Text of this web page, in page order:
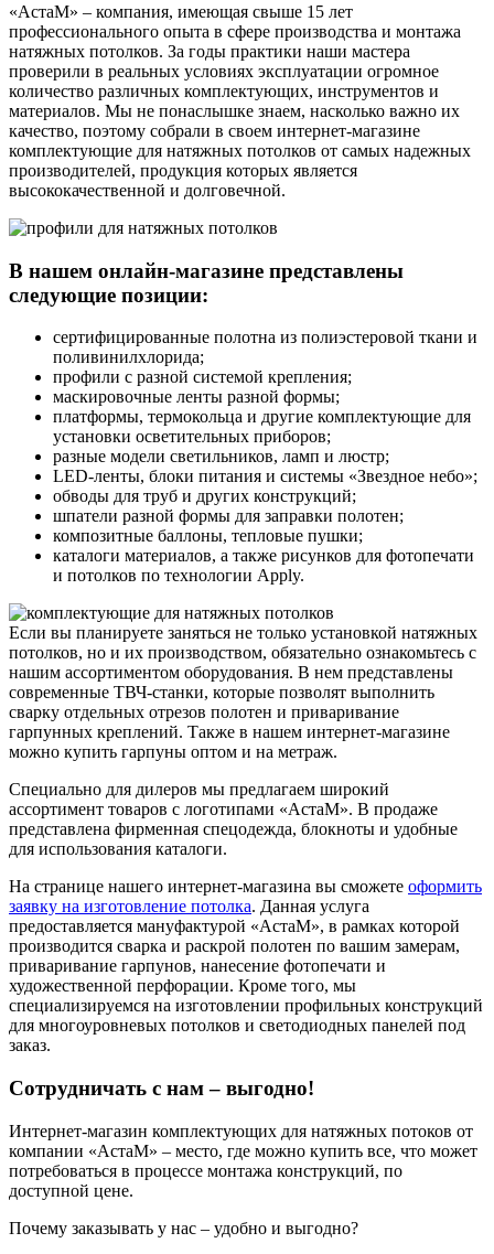
«АстаМ» – компания, имеющая свыше 15 лет
профессионального опыта в сфере производства и монтажа
натяжных потолков. За годы практики наши мастера
проверили в реальных условиях эксплуатации огромное
количество различных комплектующих, инструментов и
материалов. Мы не понаслышке знаем, насколько важно их
качество, поэтому собрали в своем интернет-магазине
комплектующие для натяжных потолков от самых надежных
производителей, продукция которых является
высококачественной и долговечной.
В нашем онлайн-магазине представлены
следующие позиции:
сертифицированные полотна из полиэстеровой ткани и
поливинилхлорида;
профили с разной системой крепления;
маскировочные ленты разной формы;
платформы, термокольца и другие комплектующие для
установки осветительных приборов;
разные модели светильников, ламп и люстр;
LED-ленты, блоки питания и системы «Звездное небо»;
обводы для труб и других конструкций;
шпатели разной формы для заправки полотен;
композитные баллоны, тепловые пушки;
каталоги материалов, а также рисунков для фотопечати
и потолков по технологии Apply.
Если вы планируете заняться не только установкой натяжных
потолков, но и их производством, обязательно ознакомьтесь с
нашим ассортиментом оборудования. В нем представлены
современные ТВЧ-станки, которые позволят выполнить
сварку отдельных отрезов полотен и приваривание
гарпунных креплений. Также в нашем интернет-магазине
можно купить гарпуны оптом и на метраж.
Специально для дилеров мы предлагаем широкий
ассортимент товаров с логотипами «АстаМ». В продаже
представлена фирменная спецодежда, блокноты и удобные
для использования каталоги.
На странице нашего интернет-магазина вы сможете оформить
заявку на изготовление потолка. Данная услуга
предоставляется мануфактурой «АстаМ», в рамках которой
производится сварка и раскрой полотен по вашим замерам,
приваривание гарпунов, нанесение фотопечати и
художественной перфорации. Кроме того, мы
специализируемся на изготовлении профильных конструкций
для многоуровневых потолков и светодиодных панелей под
заказ.
Сотрудничать с нам – выгодно!
Интернет-магазин комплектующих для натяжных потоков от
компании «АстаМ» – место, где можно купить все, что может
потребоваться в процессе монтажа конструкций, по
доступной цене.
Почему заказывать у нас – удобно и выгодно?